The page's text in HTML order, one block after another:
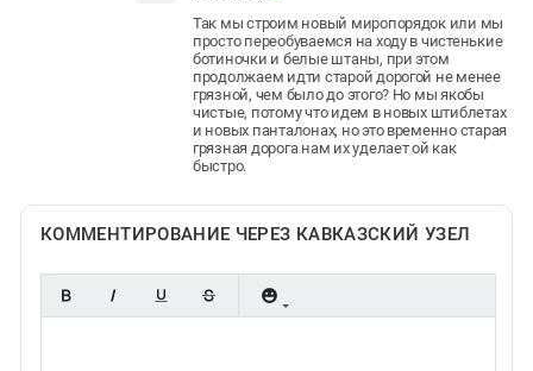
Так мы строим новый миропорядок или мы
просто переобуваемся на ходу в чистенькие
ботиночки и белые штаны, при этом
продолжаем идти старой дорогой не менее
грязной, чем было до этого? Но мы якобы
чистые, потому что идем в новых штиблетах
и новых панталонах, но это временно старая
грязная дорога нам их уделает ой как
быстро.
КОММЕНТИРОВАНИЕ ЧЕРЕЗ КАВКАЗСКИЙ УЗЕЛ